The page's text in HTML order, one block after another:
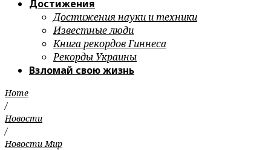
Достижения
Достижения науки и техники
Известные люди
Книга рекордов Гиннеса
Рекорды Украины
Взломай свою жизнь
Home
/
Новости
/
Новости Мир